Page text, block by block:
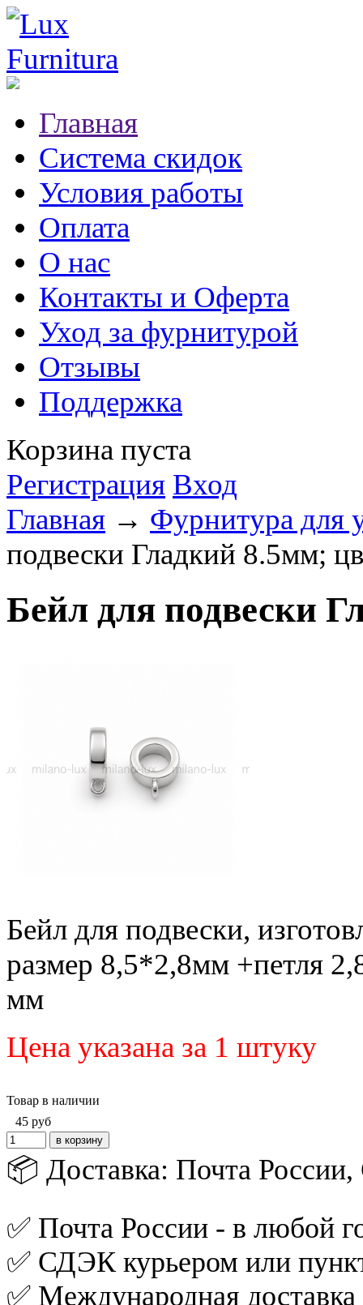
Главная
Система скидок
Условия работы
Оплата
О нас
Контакты и Оферта
Уход за фурнитурой
Отзывы
Поддержка
Корзина пуста
Регистрация Вход
Главная → Фурнитура для
подвески Гладкий 8.5мм;
Бейл для подвески
Бейл для подвески,
размер 8,5*2,8мм +петля
мм
Цена указана за 1 штуку
Товар в наличии
45 руб
📦 Доставка: Почта
✅ Почта России - в любой
✅ СДЭК курьером или
✅ Международная